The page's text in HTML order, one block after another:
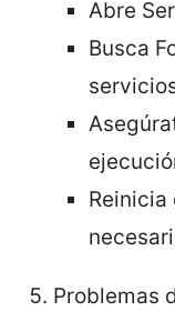
Abre
Busca
Reinicia
Problemas